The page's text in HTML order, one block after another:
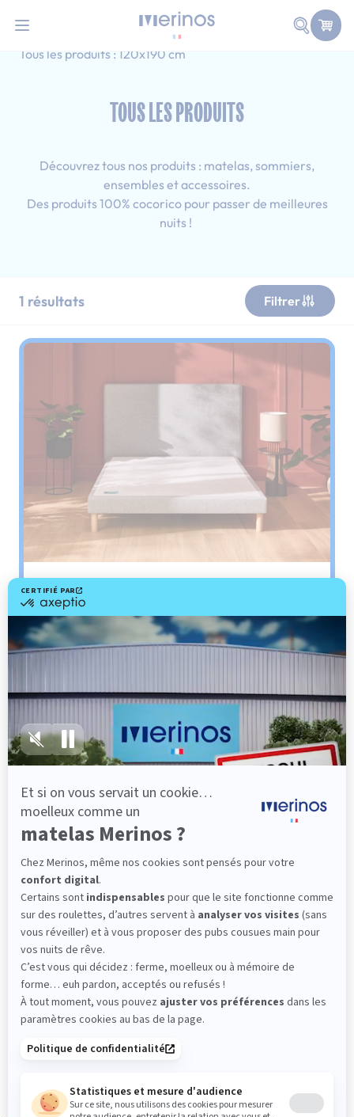
Faire
Accueil
Adulte
Tous les produits : 120x190 cm
TOUS LES PRODUITS
Découvrez tous nos produits : matelas, sommiers,
ensembles et accessoires.
Des produits 100% cocorico pour passer de meilleures
nuits !
1 résultats Filtrer
Sommier
PENCIL
Le plus : soutien morphologique
Grâce à ses 3 zones de confort, le sommier
épaules, le dos et le bassin qui reposent sur ses
lattes, vous évitez les douleurs au petit matin.
(10 avis)
501,00 €
Découvrir
Livraison gratuite
Fabrication Française
101 nuits d'essai*